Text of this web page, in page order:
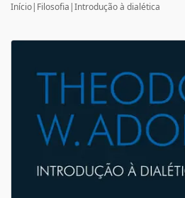
Início| Filosofia |Introdução à dialética